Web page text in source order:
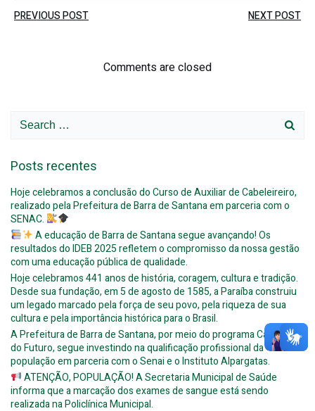
Post
navigation
PREVIOUS POST
navigation
NEXT POST
Comments are closed
Search
Posts recentes
Hoje celebramos a conclusão do Curso de Auxiliar de Cabeleireiro,
realizado pela Prefeitura de Barra de Santana em parceria com o
SENAC.
A educação de Barra de Santana segue avançando! Os
resultados do IDEB 2025 refletem o compromisso da nossa gestão
com uma educação pública de qualidade.
Hoje celebramos 441 anos de história, coragem, cultura e tradição.
Desde sua fundação, em 5 de agosto de 1585, a Paraíba construiu
um legado marcado pela força de seu povo, pela riqueza de sua
cultura e pela importância histórica para o Brasil.
A Prefeitura de Barra de Santana, por meio do programa Caminhos
do Futuro, segue investindo na qualificação profissional da
população em parceria com o Senai e o Instituto Alpargatas.
ATENÇÃO, POPULAÇÃO! A Secretaria Municipal de Saúde
informa que a marcação dos exames de sangue está sendo
realizada na Policlínica Municipal.